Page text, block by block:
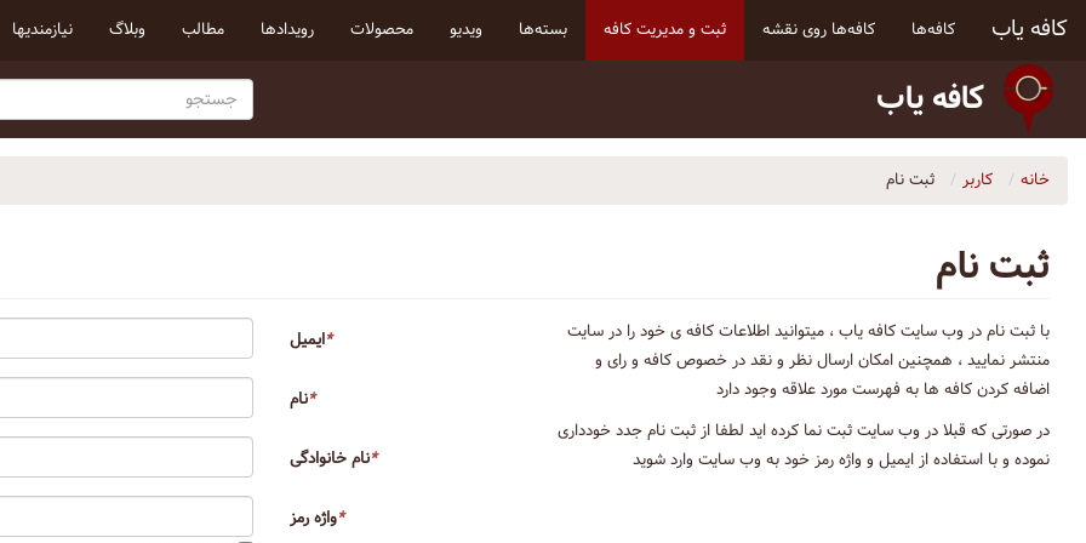
کافه یاب کافه‌ها کافه‌ها روی نقشه ثبت و مدیریت کافه بسته‌ها ویدیو محصولات رویداد‌ها مطالب وبلاگ نیازمندیها
کافه یاب
خانه کاربر ثبت نام
ثبت نام
با ثبت نام در وب سایت کافه یاب ، میتوانید اطلاعات کافه ی خود را در سایت
منتشر نمایید ، همچنین امکان ارسال نظر و نقد در خصوص کافه و رای و
اضافه کردن کافه ها به فهرست مورد علاقه وجود دارد
در صورتی که قبلا در وب سایت ثبت نما کرده اید لطفا از ثبت نام جدد خودداری
نموده و با استفاده از ایمیل و واژه رمز خود به وب سایت وارد شوید
*ایمیل
*نام
*نام خانوادگی
*واژه رمز